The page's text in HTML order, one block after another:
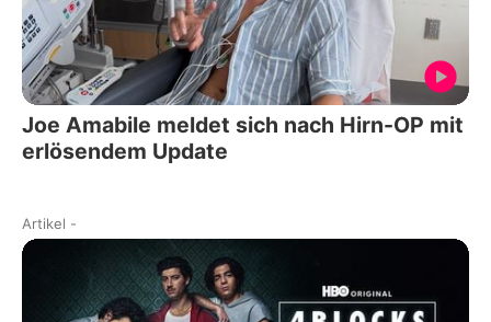
Joe Amabile meldet sich nach Hirn-OP mit
erlösendem Update
Artikel -